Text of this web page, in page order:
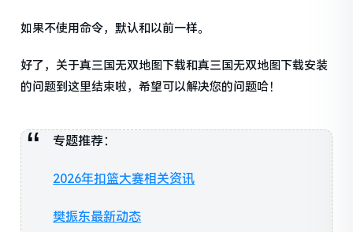
如果不使用命令，默认和以前一样。
好了，关于真三国无双地图下载和真三国无双地图下载安装
的问题到这里结束啦，希望可以解决您的问题哈！
专题推荐：
2026年扣篮大赛相关资讯
樊振东最新动态